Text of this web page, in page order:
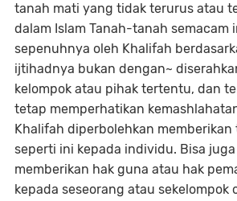
tanah mati yang tidak terurus atau
dalam Islam Tanah-tanah semacam
sepenuhnya oleh Khalifah
ijtihadnya bukan dengan~
kelompok atau pihak tertentu, dan
tetap memperhatikan
Khalifah diperbolehkan
seperti ini kepada individu. Bisa
memberikan hak guna atau hak
kepada seseorang atau sekelompok